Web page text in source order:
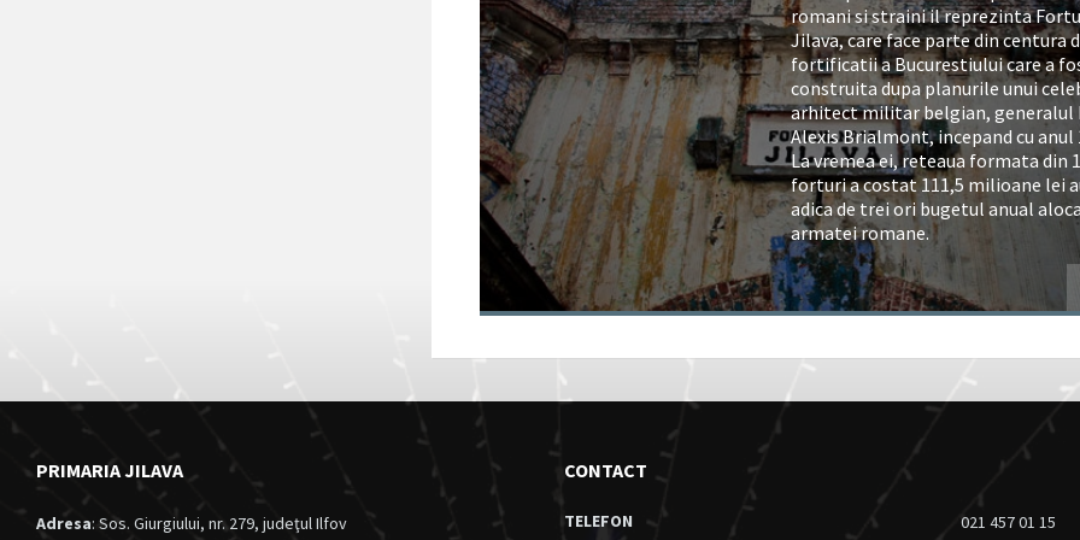
romani si straini il reprezinta
Jilava, care face parte din centura
fortificatii a Bucurestiului care a
construita dupa planurile unui
arhitect militar belgian, generalul
Alexis Brialmont, incepand cu anul
La vremea ei, reteaua formata din
forturi a costat 111,5 milioane lei
adica de trei ori bugetul anual
armatei romane.
PRIMARIA JILAVA
Adresa: Sos. Giurgiului, nr. 279, judeţul Ilfov
CONTACT
TELEFON 021 457 01 15